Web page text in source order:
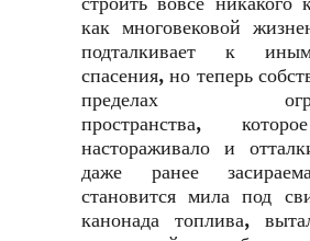
как многовековой
подталкивает к
спасения, но теперь
пределах
пространства,
настораживало и
даже ранее
становится мила под
канонада топлива,